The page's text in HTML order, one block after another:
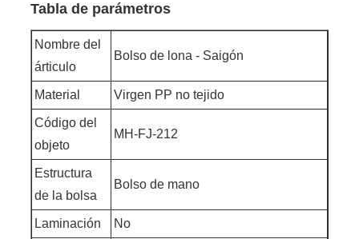
Tabla de parámetros
Nombre del
árticulo
Bolso de lona - Saigón
Material Virgen PP no tejido
Código del
objeto
MH-FJ-212
Estructura
de la bolsa
Bolso de mano
Laminación No